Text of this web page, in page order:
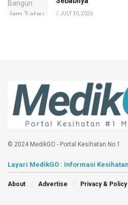
JULY 30, 2026
© 2024 MedikGO - Portal Kesihatan No.1
Layari MedikGO : Informasi
About Advertise Privacy & Policy